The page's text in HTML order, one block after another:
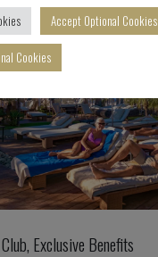
Exclusive Benefits
Accept Optional Cookies
Cookies